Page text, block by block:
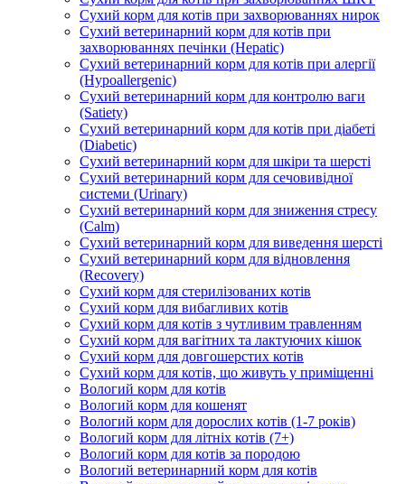
Сухий корм для котів при захворюваннях нирок
Сухий ветеринарний корм для котів при
захворюваннях печінки (Hepatic)
Сухий ветеринарний корм для котів при алергії
(Hypoallergenic)
Сухий ветеринарний корм для контролю ваги
(Satiety)
Сухий ветеринарний корм для котів при діабеті
(Diabetic)
Сухий ветеринарний корм для шкіри та шерсті
Сухий ветеринарний корм для сечовивідної
системи (Urinary)
Сухий ветеринарний корм для зниження стресу
(Calm)
Сухий ветеринарний корм для виведення шерсті
Сухий ветеринарний корм для відновлення
(Recovery)
Сухий корм для стерилізованих котів
Сухий корм для вибагливих котів
Сухий корм для котів з чутливим травленням
Сухий корм для вагітних та лактуючих кішок
Сухий корм для довгошерстих котів
Сухий корм для котів, що живуть у приміщенні
Вологий корм для котів
Вологий корм для кошенят
Вологий корм для дорослих котів (1-7 років)
Вологий корм для літніх котів (7+)
Вологий корм для котів за породою
Вологий ветеринарний корм для котів